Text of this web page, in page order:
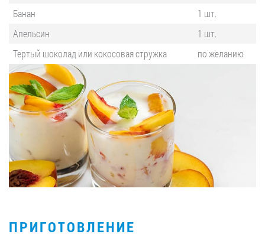
Банан
1 шт.
Апельсин
1 шт.
Тертый шоколад или кокосовая стружка
по желанию
ПРИГОТОВЛЕНИЕ